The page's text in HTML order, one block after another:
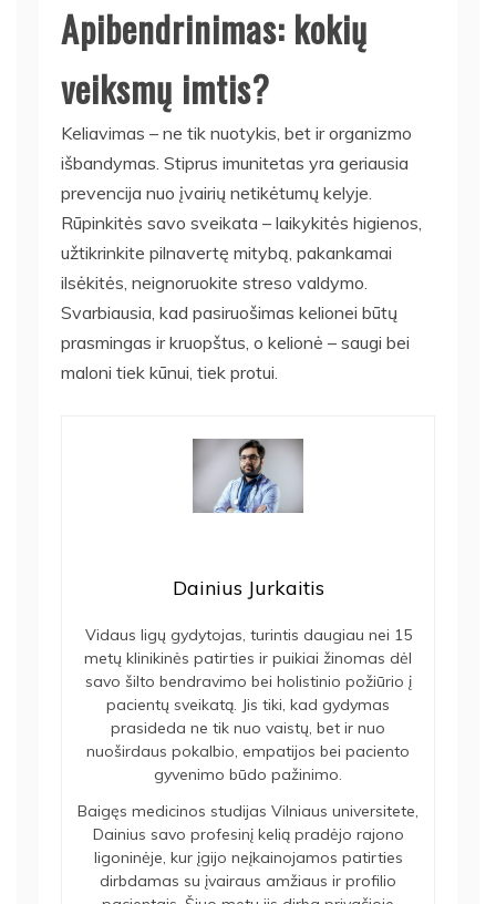
Apibendrinimas: kokių
veiksmų imtis?
Keliavimas – ne tik nuotykis, bet ir organizmo
išbandymas. Stiprus imunitetas yra geriausia
prevencija nuo įvairių netikėtumų kelyje.
Rūpinkitės savo sveikata – laikykitės higienos,
užtikrinkite pilnavertę mitybą, pakankamai
ilsėkitės, neignoruokite streso valdymo.
Svarbiausia, kad pasiruošimas kelionei būtų
prasmingas ir kruopštus, o kelionė – saugi bei
maloni tiek kūnui, tiek protui.
Dainius Jurkaitis
Vidaus ligų gydytojas, turintis daugiau nei 15
metų klinikinės patirties ir puikiai žinomas dėl
savo šilto bendravimo bei holistinio požiūrio į
pacientų sveikatą. Jis tiki, kad gydymas
prasideda ne tik nuo vaistų, bet ir nuo
nuoširdaus pokalbio, empatijos bei paciento
gyvenimo būdo pažinimo.
Baigęs medicinos studijas Vilniaus universitete,
Dainius savo profesinį kelią pradėjo rajono
ligoninėje, kur įgijo neįkainojamos patirties
dirbdamas su įvairaus amžiaus ir profilio